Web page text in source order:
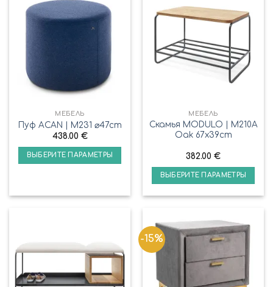
МЕБЕЛЬ
Пуф ACAN | M231 ⌀47cm
438.00 €
ВЫБЕРИТЕ ПАРАМЕТРЫ
МЕБЕЛЬ
Cкамья MODULO | M210A
Oak 67x39cm
382.00 €
ВЫБЕРИТЕ ПАРАМЕТРЫ
-15%